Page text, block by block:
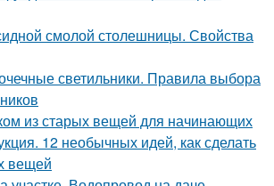
смолой столешницы. Свойства
светильники. Правила выбора
из старых вещей для начинающих
12 необычных идей, как сделать
вещей